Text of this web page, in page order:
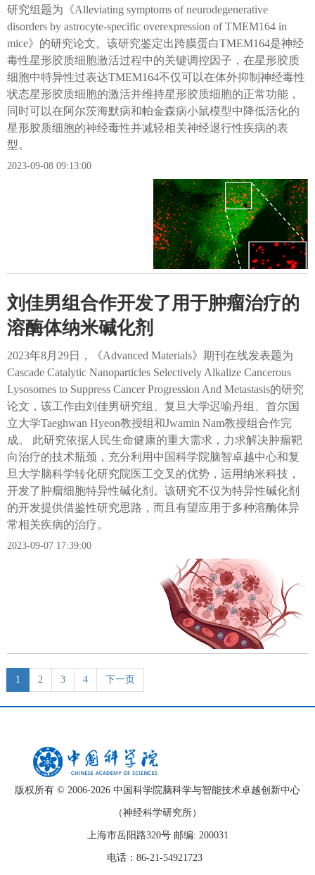
研究组题为《Alleviating symptoms of neurodegenerative
disorders by astrocyte-specific overexpression of TMEM164 in
mice》的研究论文。该研究鉴定出跨膜蛋白TMEM164是神经
毒性星形胶质细胞激活过程中的关键调控因子，在星形胶质
细胞中特异性过表达TMEM164不仅可以在体外抑制神经毒性
状态星形胶质细胞的激活并维持星形胶质细胞的正常功能，
同时可以在阿尔茨海默病和帕金森病小鼠模型中降低活化的
星形胶质细胞的神经毒性并减轻相关神经退行性疾病的表
型。
2023-09-08 09:13:00
刘佳男组合作开发了用于肿瘤治疗的
溶酶体纳米碱化剂
2023年8月29日，《Advanced Materials》期刊在线发表题为
Cascade Catalytic Nanoparticles Selectively Alkalize Cancerous
Lysosomes to Suppress Cancer Progression And Metastasis的研究
论文，该工作由刘佳男研究组、复旦大学迟喻丹组、首尔国
立大学Taeghwan Hyeon教授组和Jwamin Nam教授组合作完
成。 此研究依据人民生命健康的重大需求，力求解决肿瘤靶
向治疗的技术瓶颈，充分利用中国科学院脑智卓越中心和复
旦大学脑科学转化研究院医工交叉的优势，运用纳米科技，
开发了肿瘤细胞特异性碱化剂。该研究不仅为特异性碱化剂
的开发提供借鉴性研究思路，而且有望应用于多种溶酶体异
常相关疾病的治疗。
2023-09-07 17:39:00
1 2 3 4 下一页
版权所有 © 2006-2026 中国科学院脑科学与智能技术卓越创新中心
（神经科学研究所）
上海市岳阳路320号 邮编: 200031
电话：86-21-54921723